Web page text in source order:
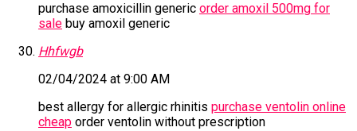
purchase amoxicillin generic order amoxil 500mg for
sale buy amoxil generic
Hhfwgb
02/04/2024 at 9:00 AM
best allergy for allergic rhinitis purchase ventolin online
cheap order ventolin without prescription